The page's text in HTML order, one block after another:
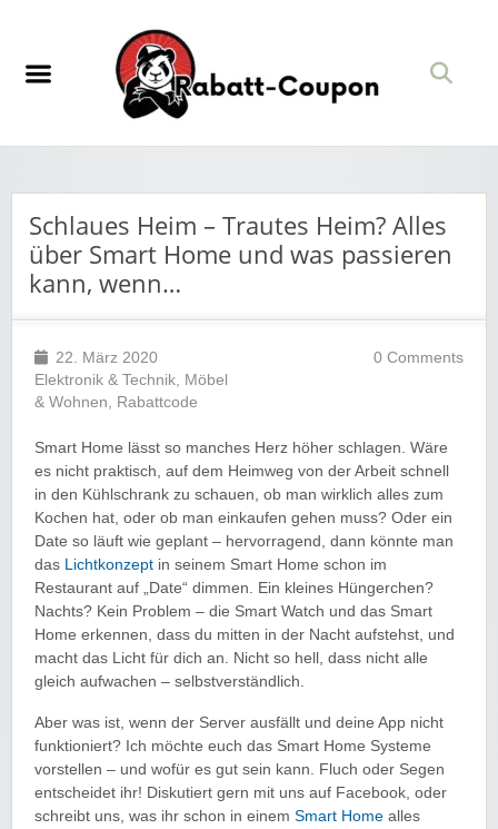
Schlaues Heim – Trautes Heim? Alles
über Smart Home und was passieren
kann, wenn…
22. März 2020
Elektronik & Technik
Möbel
& Wohnen
Rabattcode
0 Comments
Smart Home lässt so manches Herz höher schlagen. Wäre
es nicht praktisch, auf dem Heimweg von der Arbeit schnell
in den Kühlschrank zu schauen, ob man wirklich alles zum
Kochen hat, oder ob man einkaufen gehen muss? Oder ein
Date so läuft wie geplant – hervorragend, dann könnte man
das
Lichtkonzept in seinem Smart Home schon im
Restaurant auf „Date“ dimmen. Ein kleines Hüngerchen?
Nachts? Kein Problem – die Smart Watch und das Smart
Home erkennen, dass du mitten in der Nacht aufstehst, und
macht das Licht für dich an. Nicht so hell, dass nicht alle
gleich aufwachen – selbstverständlich.
Aber was ist, wenn der Server ausfällt und deine App nicht
funktioniert? Ich möchte euch das Smart Home Systeme
vorstellen – und wofür es gut sein kann. Fluch oder Segen
entscheidet ihr! Diskutiert gern mit uns auf Facebook, oder
schreibt uns, was ihr schon in einem Smart Home alles